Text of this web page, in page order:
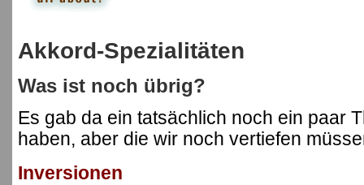
Akkord-Spezialitäten
Was ist noch übrig?
Es gab da ein tatsächlich noch ein paar
haben, aber die wir noch vertiefen
Inversionen